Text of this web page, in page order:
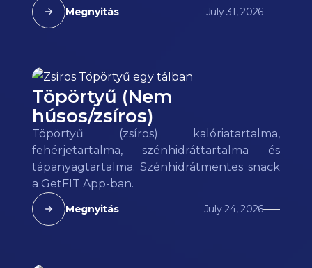
Megnyitás July 31, 2026
Töpörtyű (Nem
húsos/zsíros)
Töpörtyű (zsíros) kalóriatartalma,
fehérjetartalma, szénhidráttartalma és
tápanyagtartalma. Szénhidrátmentes snack
a GetFIT App-ban.
Megnyitás July 24, 2026